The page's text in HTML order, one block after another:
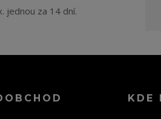
jednou za 14 dní.
KDE